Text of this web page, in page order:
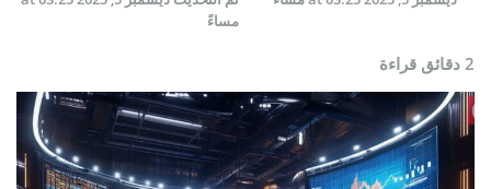
مساءً
2 دقائق قراءة